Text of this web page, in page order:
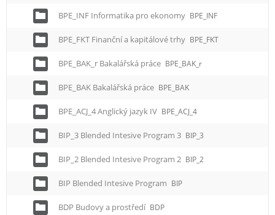
BPE_INF Informatika pro ekonomy BPE_INF
BPE_FKT Finanční a kapitálové trhy BPE_FKT
BPE_BAK_r Bakalářská práce BPE_BAK_r
BPE_BAK Bakalářská práce BPE_BAK
BPE_ACJ_4 Anglický jazyk IV BPE_ACJ_4
BIP_3 Blended Intesive Program 3 BIP_3
BIP_2 Blended Intesive Program 2 BIP_2
BIP Blended Intesive Program BIP
BDP Budovy a prostředí BDP